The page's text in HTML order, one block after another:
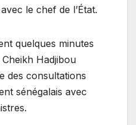
le chef de l’État.
quelques minutes
Hadjibou
des consultations
sénégalais avec